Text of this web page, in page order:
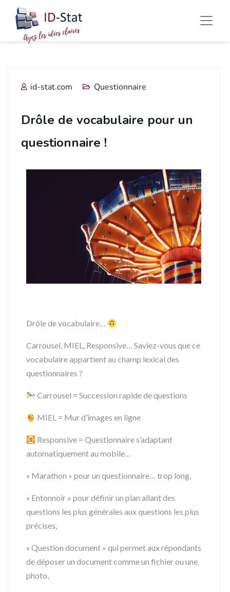
id-stat.com Questionnaire
Drôle de vocabulaire pour un
questionnaire !
Drôle de vocabulaire…
Carrousel, MIEL, Responsive… Saviez-vous que ce
vocabulaire appartient au champ lexical des
questionnaires ?
Carrousel = Succession rapide de questions
MIEL = Mur d’images en ligne
Responsive = Questionnaire s’adaptant
automatiquement au mobile…
« Marathon » pour un questionnaire… trop long,
« Entonnoir » pour définir un plan allant des
questions les plus générales aux questions les plus
précises,
« Question document » qui permet aux répondants
de déposer un document comme un fichier ou une
photo,